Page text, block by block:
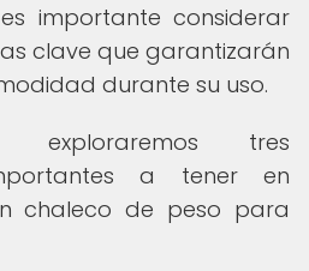
importante considerar
clave que garantizarán
durante su uso.
exploraremos tres
a tener en
chaleco de peso para